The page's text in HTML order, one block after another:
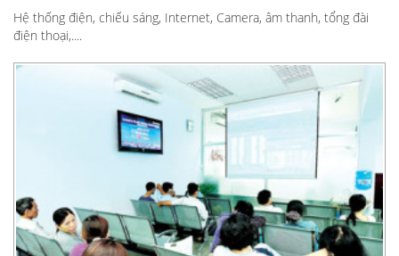
Hệ thống điện, chiếu sáng, Internet, Camera, âm thanh, tổng đài
điện thoại,....